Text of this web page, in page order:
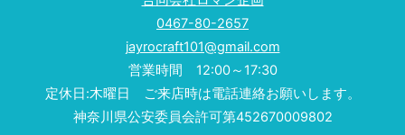
0467-80-2657
jayrocraft101@gmail.com
営業時間 12:00～17:30
定休日:木曜日 ご来店時は電話連絡お願いします。
神奈川県公安委員会許可第452670009802